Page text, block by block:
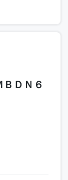
ＤＮ６